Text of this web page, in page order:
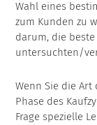
Wahl eines
zum Kunden zu
darum, die
untersuchten/
Wenn Sie die
Phase des
Frage spezielle